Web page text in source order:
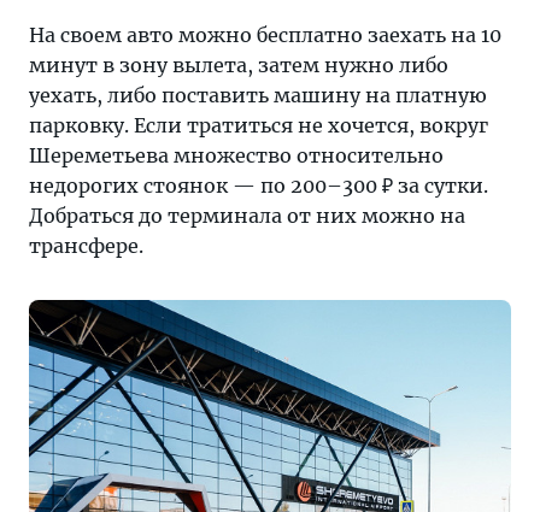
На своем авто можно бесплатно заехать на 10
минут в зону вылета, затем нужно либо
уехать, либо поставить машину на платную
парковку. Если тратиться не хочется, вокруг
Шереметьева множество относительно
недорогих стоянок — по 200–300 ₽ за сутки.
Добраться до терминала от них можно на
трансфере.